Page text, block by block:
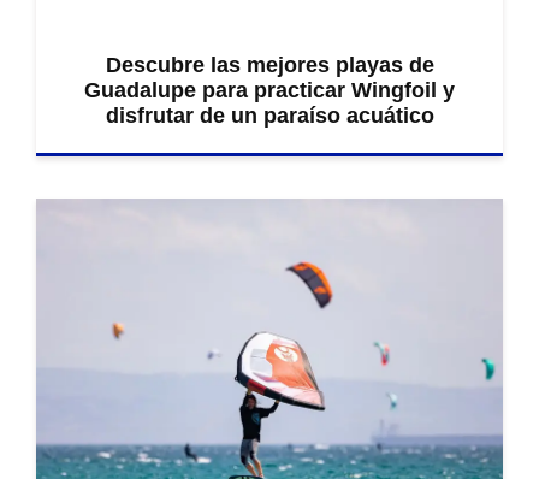
Descubre las mejores playas de
Guadalupe para practicar Wingfoil y
disfrutar de un paraíso acuático